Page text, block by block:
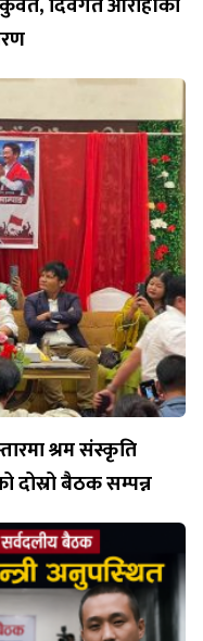
श्रम संस्कृति
दोस्रो बैठक सम्पन्न